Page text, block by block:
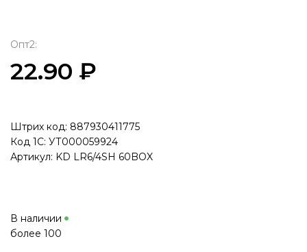
Опт2:
22.90 ₽
Штрих код: 887930411775
Код 1С: УТ000059924
Артикул: KD LR6/4SH 60BOX
В наличии
более 100